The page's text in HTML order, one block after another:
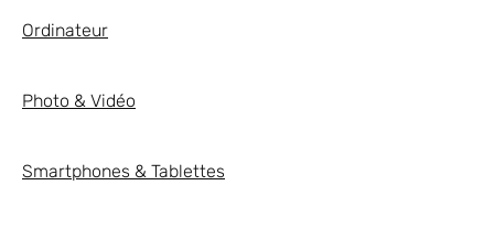
Ordinateur
Photo & Vidéo
Smartphones & Tablettes